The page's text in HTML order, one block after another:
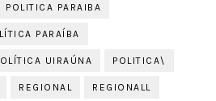
POLITICA PARAIBA
PARAÍBA
UIRAÚNA POLITICA\
REGIONAL REGIONALL